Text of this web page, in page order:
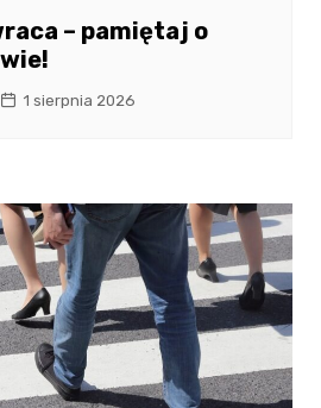
– pamiętaj o
1 sierpnia 2026